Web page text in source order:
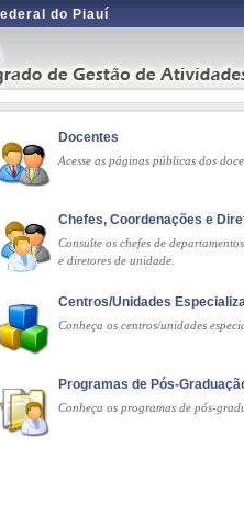
do Piauí
Docentes
Acesse as páginas públicas dos
Chefes, Coordenações e
Consulte os chefes de
e diretores de unidade.
Centros/Unidades
Conheça os centros/unidades
Programas de Pós-
Conheça os programas de pós-